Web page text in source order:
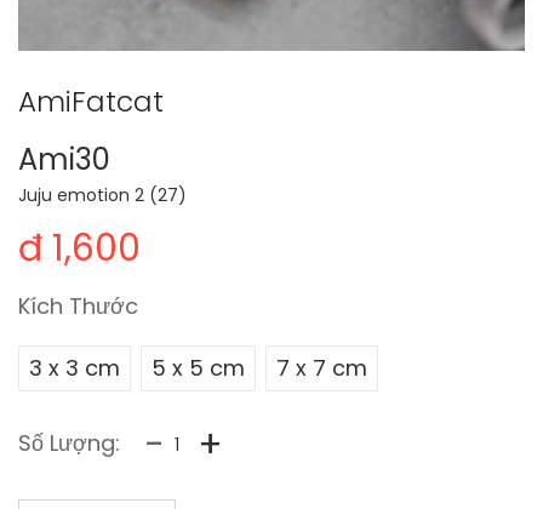
AmiFatcat
Ami30
Juju emotion 2 (27)
đ 1,600
Kích Thước
3 x 3 cm 5 x 5 cm 7 x 7 cm
Số Lượng: - +